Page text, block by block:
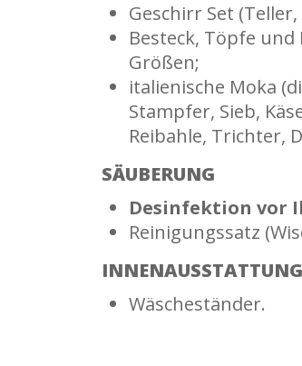
Geschirr Set
Besteck, Töpfe
Größen;
italienische Moka
Stampfer, Sieb,
Reibahle, Trichter,
SÄUBERUNG
Desinfektion vor
Reinigungssatz
INNENAUSSTATTUNG
Wäscheständer.